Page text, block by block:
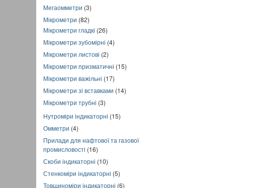
Мегаомметри (3)
Мікрометри (82)
Мікрометри гладкі (26)
Мікрометри зубомірні (4)
Мікрометри листові (2)
Мікрометри призматичні (15)
Мікрометри важільні (17)
Мікрометри зі вставками (14)
Мікрометри трубні (3)
Нутроміри індикаторні (15)
Омметри (4)
Прилади для нафтової та газової
промисловості (16)
Скоби індикаторні (10)
Стенкоміри індикаторні (5)
Товщиноміри індикаторні (6)